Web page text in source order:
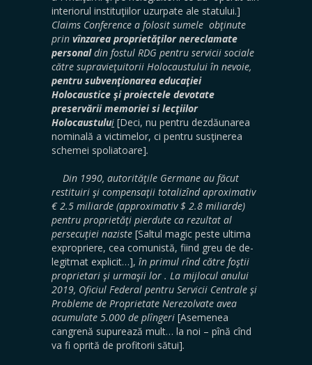
interiorul instituţiilor uzurpate ale statului.]
Claims Conference a folosit sumele obţinute
prin vînzarea proprietăţilor nereclamate
personaldin fostul RDG pentru servicii sociale
către supravieţuitorii Holocaustului în nevoie,
pentru subvenţionarea educaţiei
Holocaustice şi proiectele devotate
preservării memoriei si lecţiilor
Holocaustului [Deci, nu pentru dezdăunarea
nominală a victimelor, ci pentru susţinerea
schemei spoliatoare].
Din 1990, autorităţile Germane au făcut
restituiri şi compensaţii totalizînd aproximativ
€ 2.5 miliarde (approximativ $ 2.8 miliarde)
pentru proprietăţi pierdute ca rezultat al
persecuţiei naziste [Saltul magic peste ultima
expropriere, cea comunistă, fiind greu de de-
legitmat explicit…], în primul rînd către foştii
proprietari şi urmaşii lor . La mijlocul anului
2019, Oficiul Federal pentru Servicii Centrale şi
Probleme de Proprietate Nerezolvate avea
acumulate 5.000 de plîngeri [Asemenea
cangrenă supurează mult… la noi – pînă cînd
va fi oprită de profitorii sătui].